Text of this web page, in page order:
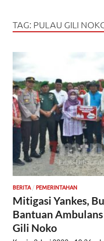
TAG: PULAU GILI
BERITA/ PEMERINTAHAN
Mitigasi Yankes,
Bantuan
Gili Noko